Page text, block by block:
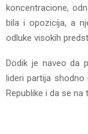
koncentracione,
bila i opozicija, a
odluke visokih
Dodik je naveo da
lideri partija
Republike i da se na